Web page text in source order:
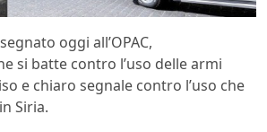
oggi all’OPAC,
si batte contro l’uso delle armi
e chiaro segnale contro l’uso che
Siria.